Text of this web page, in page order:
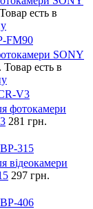
Товар есть в
FM90
SONY
Товар есть в
V3
фотокамери
281 грн.
315
відеокамери
297 грн.
406